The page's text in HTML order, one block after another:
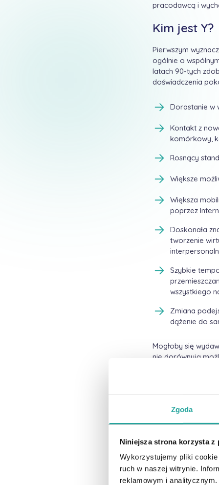
Zgoda
Niniejsza strona korzysta z
Wykorzystujemy pliki
ruch w naszej witrynie.
reklamowym i
pracodawcą i
Kim jest Y?
Pierwszym
ogólnie o
latach 90-tych
doświadczenia
Dorastanie w
Kontakt z
komórkowy,
Rosnący
Większe
Większa
poprzez
Doskonała
tworzenie
Szybkie
wszystkiego
Zmiana
dążenie do
Mogłoby się
nie dorównują
(dzieci
początek
Możliwości
dwudziestolatka.
europejskim
giełdowej ma
na rynku pracy ,
sukcesu X-ów i to